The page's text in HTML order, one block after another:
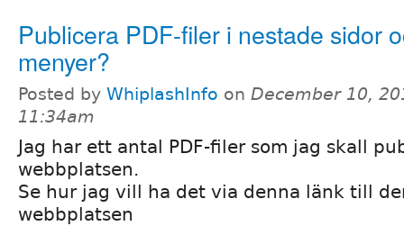
Publicera PDF-filer i nestade sidor
menyer?
Posted by WhiplashInfo on December 10,
11:34am
Jag har ett antal PDF-filer som jag skall
webbplatsen.
Se hur jag vill ha det via denna länk till
webbplatsen